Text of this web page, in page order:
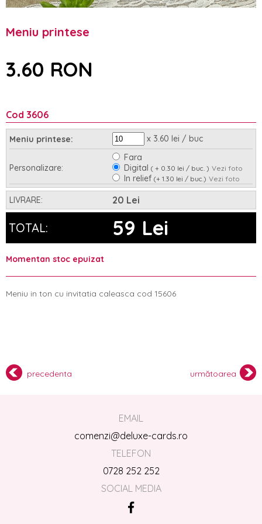
Meniu printese
3.60 RON
Cod 3606
Meniu printese: x 3.60 lei / buc
Personalizare:
Fara
Digital( + 0.30 lei / buc. ) Vezi foto
In relief(+ 1.30 lei / buc.) Vezi foto
Asamblare: Nu Da(+ 0.35 lei / buc.)
LIVRARE: 20 Lei
TOTAL: 59 Lei
Momentan stoc epuizat
Meniu in ton cu invitatia caleasca cod 15606
precedenta următoarea
EMAIL
comenzi@deluxe-cards.ro
TELEFON
0728 252 252
SOCIAL MEDIA